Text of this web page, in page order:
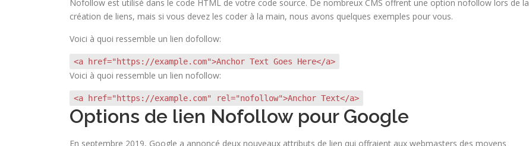
Nofollow est utilisé dans le code HTML de votre code source. De nombreux CMS offrent une option nofollow lors de la
création de liens, mais si vous devez les coder à la main, nous avons quelques exemples pour vous.
Voici à quoi ressemble un lien dofollow:
<a href="https://example.com">Anchor Text Goes Here</a>
Voici à quoi ressemble un lien nofollow:
<a href="https://example.com" rel="nofollow">Anchor Text</a>
Options de lien Nofollow pour Google
En septembre 2019, Google a annoncé deux nouveaux attributs de lien qui offraient aux webmasters des moyens